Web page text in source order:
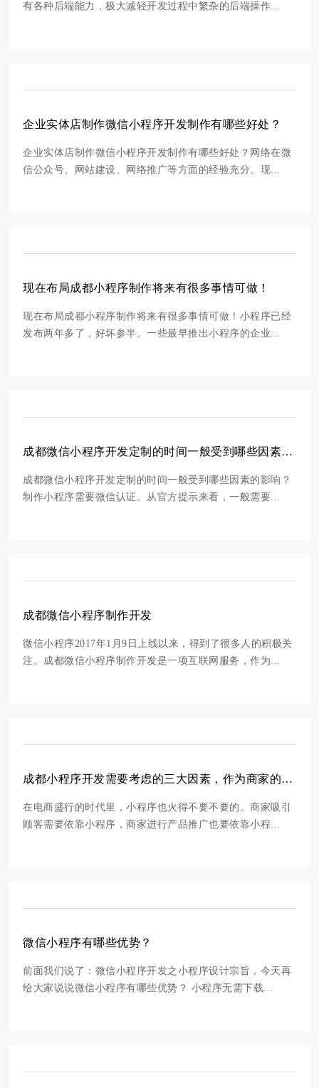
有各种后端能力，极大减轻开发过程中繁杂的后端操作...
企业实体店制作微信小程序开发制作有哪些好处？
企业实体店制作微信小程序开发制作有哪些好处？网络在微
信公众号、网站建设、网络推广等方面的经验充分。现...
现在布局成都小程序制作将来有很多事情可做！
现在布局成都小程序制作将来有很多事情可做！小程序已经
发布两年多了，好坏参半。一些最早推出小程序的企业...
成都微信小程序开发定制的时间一般受到哪些因素的影响？
成都微信小程序开发定制的时间一般受到哪些因素的影响？
制作小程序需要微信认证。从官方提示来看，一般需要...
成都微信小程序制作开发
微信小程序2017年1月9日上线以来，得到了很多人的积极关
注。成都微信小程序制作开发是一项互联网服务，作为...
成都小程序开发需要考虑的三大因素，作为商家的你要了解
在电商盛行的时代里，小程序也火得不要不要的。商家吸引
顾客需要依靠小程序，商家进行产品推广也要依靠小程...
微信小程序有哪些优势？
前面我们说了：微信小程序开发之小程序设计宗旨，今天再
给大家说说微信小程序有哪些优势？ 小程序无需下载...